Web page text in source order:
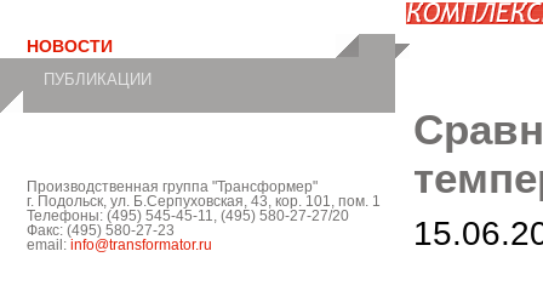
НОВОСТИ
ПУБЛИКАЦИИ
Производственная группа "Трансформер"
г. Подольск, ул. Б.Серпуховская, 43, кор. 101, пом. 1
Телефоны: (495) 545-45-11, (495) 580-27-27/20
Факс: (495) 580-27-23
email: info@transformator.ru